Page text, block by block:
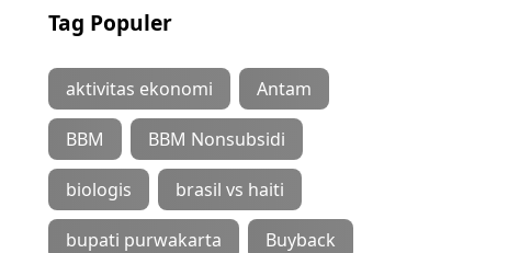
Tag Populer
aktivitas ekonomi Antam
BBM BBM Nonsubsidi
biologis brasil vs haiti
bupati purwakarta Buyback